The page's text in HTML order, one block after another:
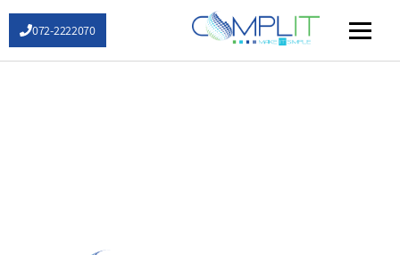
072-2222070